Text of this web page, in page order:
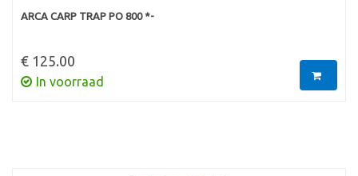
ARCA CARP TRAP PO 800 *-
€ 125.00
In voorraad